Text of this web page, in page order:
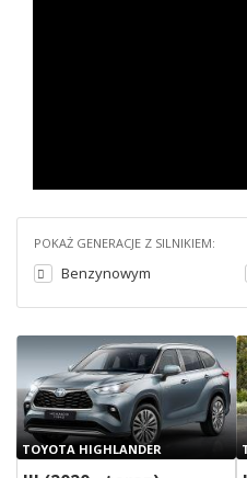
POKAŻ GENERACJE Z SILNIKIEM:
Benzynowym
TOYOTA HIGHLANDER